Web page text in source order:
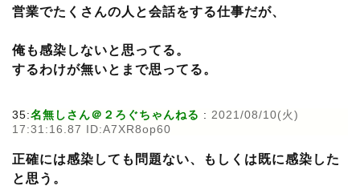
営業でたくさんの人と会話をする仕事だが、
俺も感染しないと思ってる。
するわけが無いとまで思ってる。
35:名無しさん＠２ろぐちゃんねる : 2021/08/10(火)
17:31:16.87 ID:A7XR8op60
正確には感染しても問題ない、もしくは既に感染した
と思う。